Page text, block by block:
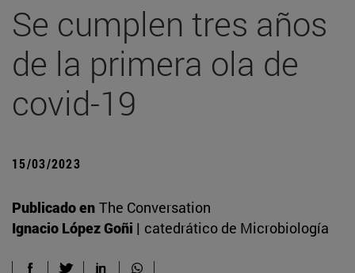
Se cumplen tres años
de la primera ola de
covid-19
15/03/2023
Publicado en The Conversation
Ignacio López Goñi | catedrático de Microbiología